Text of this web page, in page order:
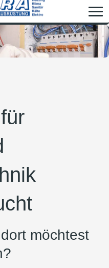
möchtest